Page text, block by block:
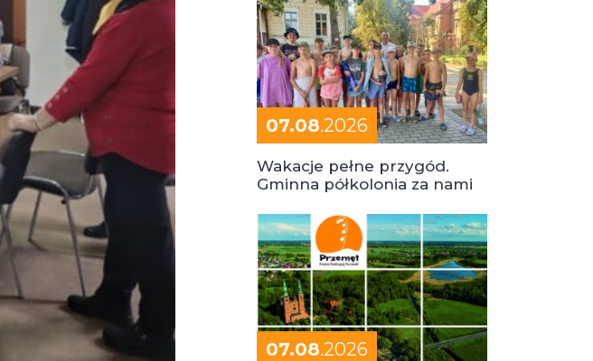
07.08.2026
Wakacje pełne przygód.
Gminna półkolonia za nami
07.08.2026